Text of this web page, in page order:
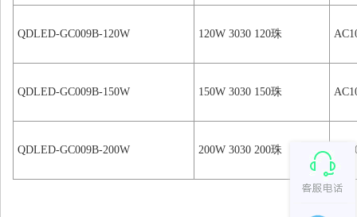
QDLED-GC009B-120W 120W 3030 120珠
QDLED-GC009B-150W 150W 3030 150珠
QDLED-GC009B-200W 200W 3030 200珠